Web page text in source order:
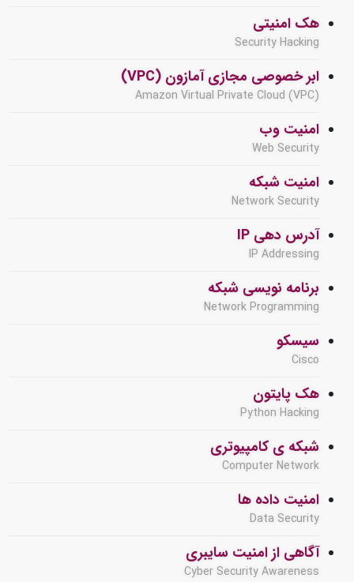
هک امنیتی
Security Hacking
ابر خصوصی مجازی آمازون (VPC)
Amazon Virtual Private Cloud (VPC)
امنیت وب
Web Security
امنیت شبکه
Network Security
آدرس دهی IP
IP Addressing
برنامه نویسی شبکه
Network Programming
سیسکو
Cisco
هک پایتون
Python Hacking
شبکه ی کامپیوتری
Computer Network
امنیت داده ها
Data Security
آگاهی از امنیت سایبری
Cyber Security Awareness